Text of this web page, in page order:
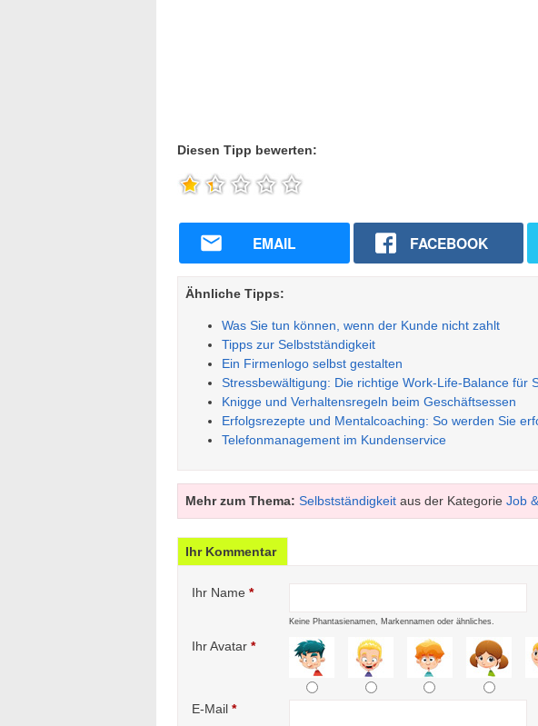
Diesen Tipp bewerten:
EMAIL FACEBOOK
Ähnliche Tipps:
Was Sie tun können, wenn der Kunde nicht zahlt
Tipps zur Selbstständigkeit
Ein Firmenlogo selbst gestalten
Stressbewältigung: Die richtige Work-Life-Balance für
Knigge und Verhaltensregeln beim Geschäftsessen
Erfolgsrezepte und Mentalcoaching: So werden Sie
Telefonmanagement im Kundenservice
Mehr zum Thema: Selbstständigkeit aus der Kategorie Job
Ihr Kommentar
Ihr Name *
Keine Phantasienamen, Markennamen oder ähnliches.
Ihr Avatar *
E-Mail *